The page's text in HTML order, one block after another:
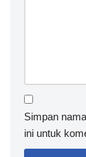
Simpan
ini untuk